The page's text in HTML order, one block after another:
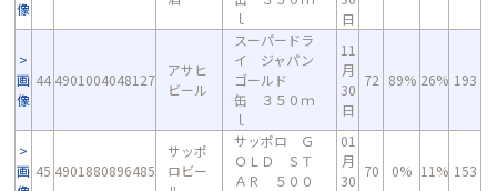
像
ｌ
日
画
像
44 4901004048127
アサヒ
ビール
スーパードラ
イ ジャパン
ゴールド
缶 ３５０ｍ
ｌ
11
月
30
日
72 89% 26% 193
画 45 4901880896485
サッポ
ロビー
サッポロ Ｇ
ＯＬＤ ＳＴ
ＡＲ ５００
01
月
30
70 0% 11% 153